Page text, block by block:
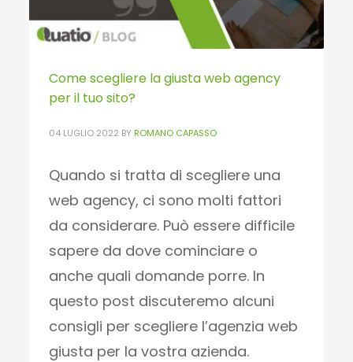
Come scegliere la giusta web agency
per il tuo sito?
04 LUGLIO 2022 BY ROMANO CAPASSO
Quando si tratta di scegliere una
web agency, ci sono molti fattori
da considerare. Può essere difficile
sapere da dove cominciare o
anche quali domande porre. In
questo post discuteremo alcuni
consigli per scegliere l’agenzia web
giusta per la vostra azienda.